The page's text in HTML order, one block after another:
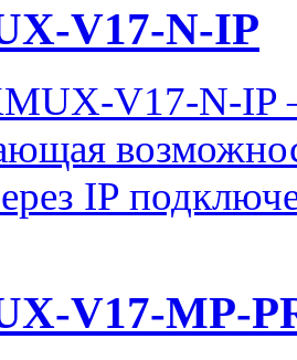
V17-N-IP
V17-N-IP
IP
V17-MP-